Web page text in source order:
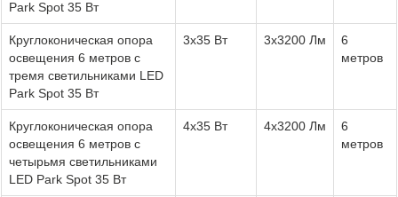
Park Spot 35 Вт
Круглоконическая опора
освещения 6 метров с
тремя светильниками LED
Park Spot 35 Вт
3x35 Вт 3х3200 Лм
6
метров
Круглоконическая опора
освещения 6 метров с
четырьмя светильниками
LED Park Spot 35 Вт
4x35 Вт 4х3200 Лм
6
метров